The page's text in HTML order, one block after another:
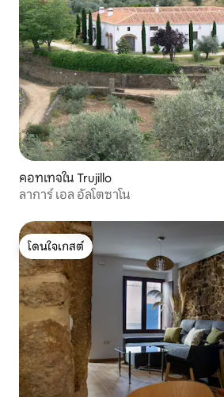
คอทเทจใน Trujillo
ลาการ์ เอล อัลโตซาโน
โดนใจเกสต์
โดนใจเกสต์